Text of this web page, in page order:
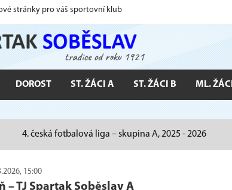
stránky pro váš sportovní klub
DOROST ST. ŽÁCI A ST. ŽÁCI B ML. ŽÁCI
4. česká fotbalová liga – skupina A, 2025 - 2026
15:00
–TJ Spartak Soběslav A